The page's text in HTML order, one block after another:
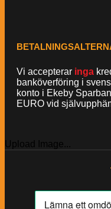
Vi accepterar inga
banköverföring i
konto i Ekeby
EURO vid
Upload Image...